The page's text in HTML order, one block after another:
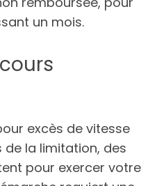
un mois.
excès de vitesse
la limitation, des
pour exercer votre